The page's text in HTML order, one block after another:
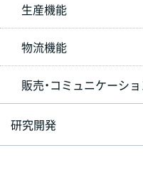
生産機能
物流機能
販売・コミュニケーシ
研究開発